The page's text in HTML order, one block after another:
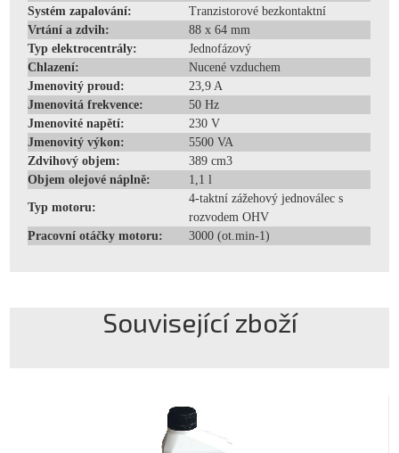
Systém zapalování:
Tranzistorové bezkontaktní
Vrtání a zdvih:
88 x 64 mm
Typ elektrocentrály:
Jednofázový
Chlazení:
Nucené vzduchem
Jmenovitý proud:
23,9 A
Jmenovitá frekvence:
50 Hz
Jmenovité napětí:
230 V
Jmenovitý výkon:
5500 VA
Zdvihový objem:
389 cm3
Objem olejové náplně:
1,1 l
Typ motoru:
4-taktní zážehový jednoválec s
rozvodem OHV
Pracovní otáčky motoru:
3000 (ot.min-1)
Související zboží